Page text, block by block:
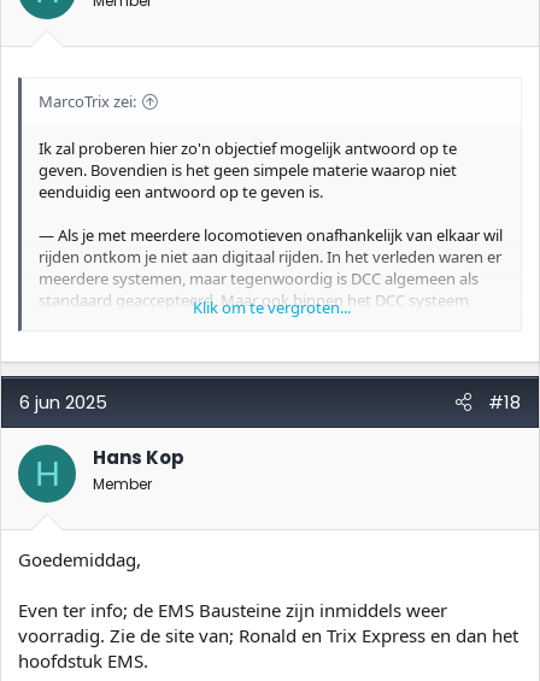
g
n
MarcoTrix zei:
Ik zal proberen hier zo'n objectief mogelijk antwoord op te
geven. Bovendien is het geen simpele materie waarop niet
eenduidig een antwoord op te geven is.
— Als je met meerdere locomotieven onafhankelijk van elkaar wil
rijden ontkom je niet aan digitaal rijden. In het verleden waren er
meerdere systemen, maar tegenwoordig is DCC algemeen als
standaard geaccepteerd. Maar ook binnen het DCC systeem
gaan de ontwikkelingen razendsnel.
ruimte hebben om een decoder in te bouwen. En maak een
en de aanschaf van locomotief 30000 met decoder was
goedkoper dan het laten inbouwen van een decoder in
locomotief 3000, beide modellen van de Baureihe 89
rangeerlocomotief.
— Hou er bij oude locomotieven rekening mee dat er een
motor met een flink vermogen, en de modernere decoders
krokodillen in schaal H0 hadden een 0 motor, omdat Märklin
daarvan nog een voorraad had liggen. Ik verwacht dat ook met
de oudere Trix modellen).
— Ontwikkelingen in DCC gaan erg snel, en beschouw alles wat
Klik om te vergroten...
6 jun 2025 #18
H Hans Kop
Member
Goedemiddag,
Even ter info; de EMS Bausteine zijn inmiddels weer
voorradig. Zie de site van; Ronald en Trix Express en dan het
hoofdstuk EMS.